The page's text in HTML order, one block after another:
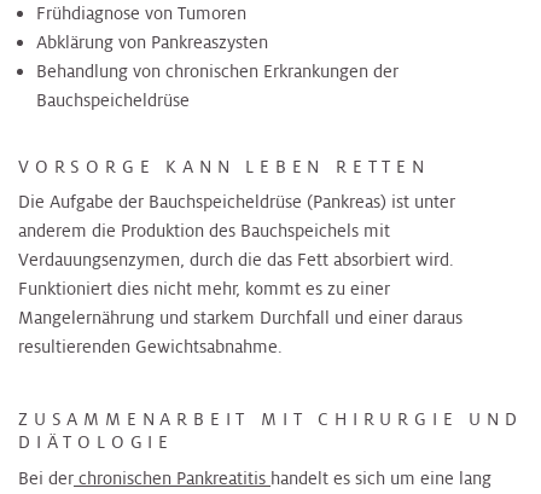
Frühdiagnose von Tumoren
Abklärung von Pankreaszysten
Behandlung von chronischen Erkrankungen der
Bauchspeicheldrüse
VORSORGE KANN LEBEN RETTEN
Die Aufgabe der Bauchspeicheldrüse (Pankreas) ist unter
anderem die Produktion des Bauchspeichels mit
Verdauungsenzymen, durch die das Fett absorbiert wird.
Funktioniert dies nicht mehr, kommt es zu einer
Mangelernährung und starkem Durchfall und einer daraus
resultierenden Gewichtsabnahme.
ZUSAMMENARBEIT MIT CHIRURGIE UND
DIÄTOLOGIE
Bei der chronischen Pankreatitis handelt es sich um eine lang